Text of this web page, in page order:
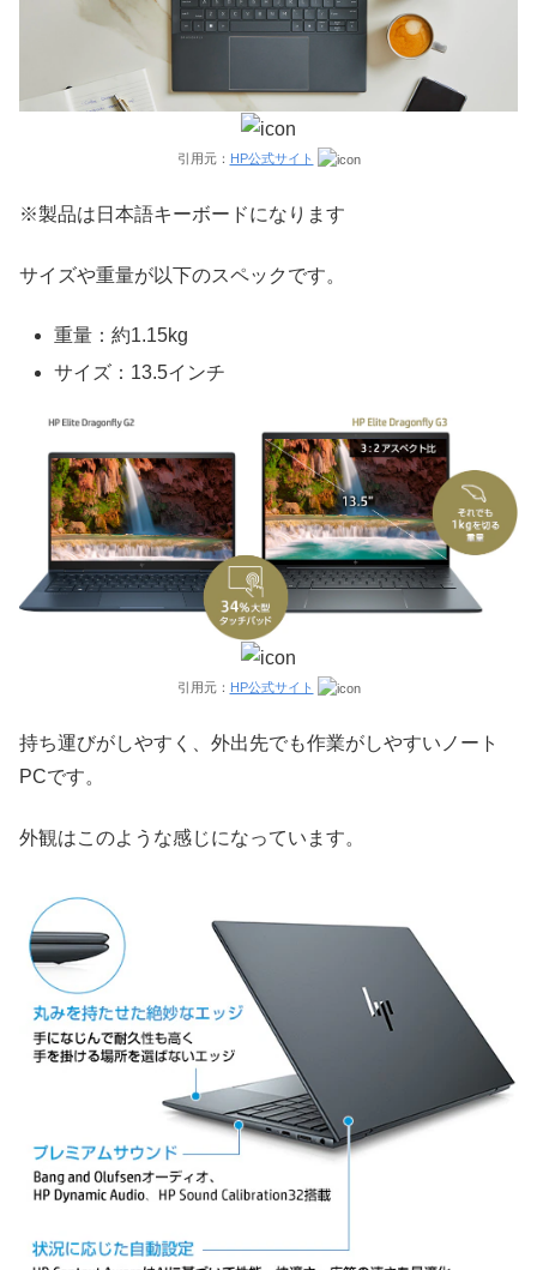
引用元： HP公式サイト
※製品は日本語キーボードになります
サイズや重量が以下のスペックです。
重量：約1.15kg
サイズ：13.5インチ
引用元： HP公式サイト
持ち運びがしやすく、外出先でも作業がしやすいノート
PCです。
外観はこのような感じになっています。